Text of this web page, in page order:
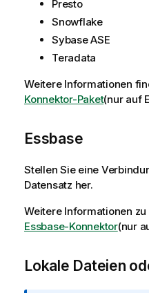
Presto
Snowflake
Sybase ASE
Teradata
Weitere Informationen
Konnektor-Paket(nur auf
Essbase
Stellen Sie eine
Datensatz her.
Weitere Informationen zu
Essbase-Konnektor(nur
Lokale Dateien